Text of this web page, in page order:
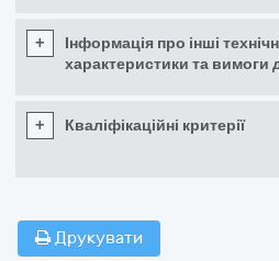
+
Інформація про інші
характеристики та вимоги
+ Кваліфікаційні критерії
Друкувати